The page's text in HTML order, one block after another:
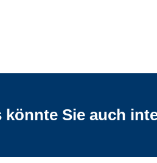
könnte Sie auch